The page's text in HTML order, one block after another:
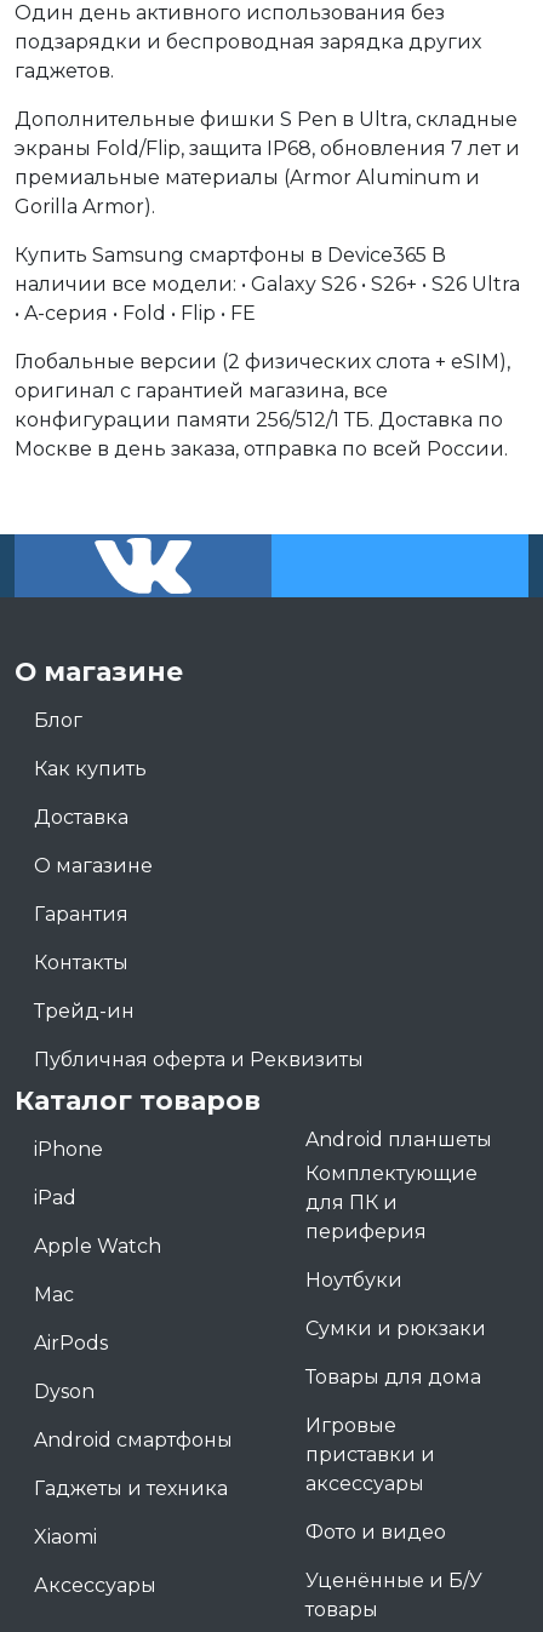
Один день активного использования без
подзарядки и беспроводная зарядка других
гаджетов.
Дополнительные фишки S Pen в Ultra, складные
экраны Fold/Flip, защита IP68, обновления 7 лет и
премиальные материалы (Armor Aluminum и
Gorilla Armor).
Купить Samsung смартфоны в Device365 В
наличии все модели: • Galaxy S26 • S26+ • S26 Ultra
• A-серия • Fold • Flip • FE
Глобальные версии (2 физических слота + eSIM),
оригинал с гарантией магазина, все
конфигурации памяти 256/512/1 ТБ. Доставка по
Москве в день заказа, отправка по всей России.
О магазине
Блог
Как купить
Доставка
О магазине
Гарантия
Контакты
Трейд-ин
Публичная оферта и Реквизиты
Каталог товаров
iPhone
iPad
Apple Watch
Mac
AirPods
Dyson
Android смартфоны
Гаджеты и техника
Xiaomi
Аксессуары
Android планшеты
Комплектующие
для ПК и
периферия
Ноутбуки
Сумки и рюкзаки
Товары для дома
Игровые
приставки и
аксессуары
Фото и видео
Уценённые и Б/У
товары